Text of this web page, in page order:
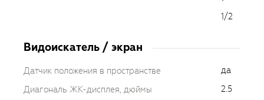
1/2
Видоискатель / экран
Датчик положения в пространстве
да
Диагональ ЖК-дисплея, дюймы
2.5